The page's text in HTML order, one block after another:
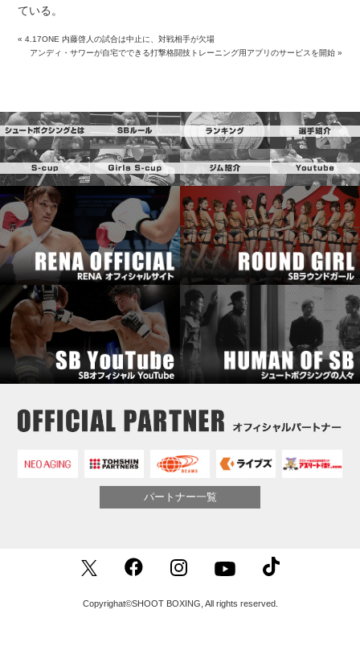
ている。
«4.17ONE 内藤啓人の試合は中止に、対戦相手が欠場
アンディ・サワーが自宅でできる打撃格闘技トレーニング用アプリのサービスを開始»
パートナー一覧
Copyrighat©SHOOT BOXING, All rights reserved.